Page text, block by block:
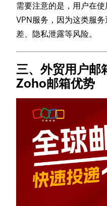
需要注意的是，用户在
VPN服务，因为这类服
差、隐私泄露等风险。
三、外贸用户
Zoho邮箱优势